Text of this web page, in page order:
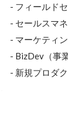
- フィールド
- セールスマ
- マーケティ
- BizDev（事
- 新規プロダ